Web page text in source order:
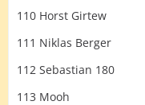
110 Horst Girtew
111 Niklas Berger
112 Sebastian 180
113 Mooh